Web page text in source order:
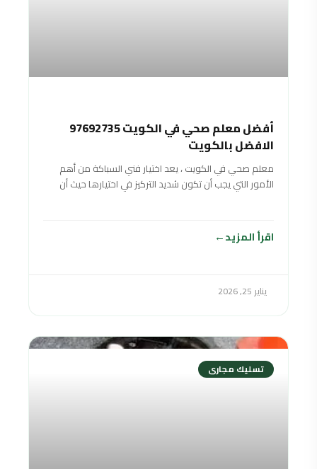
أفضل معلم صحي في الكويت 97692735
الافضل بالكويت
معلم صحي في الكويت ، يعد اختيار فني السباكة من أهم
الأمور التي يجب أن تكون شديد التركيز في اختيارها حيث أن
اقرأ المزيد
يناير 25, 2026
تسليك مجارى